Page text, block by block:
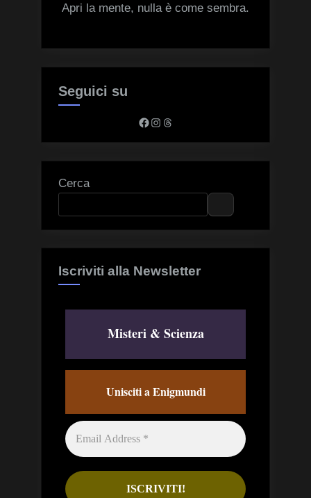
Apri la mente, nulla è come sembra.
Seguici su
Facebook
Instagram
Threads
Cerca
Iscriviti alla Newsletter
Misteri & Scienza
Unisciti a Enigmundi